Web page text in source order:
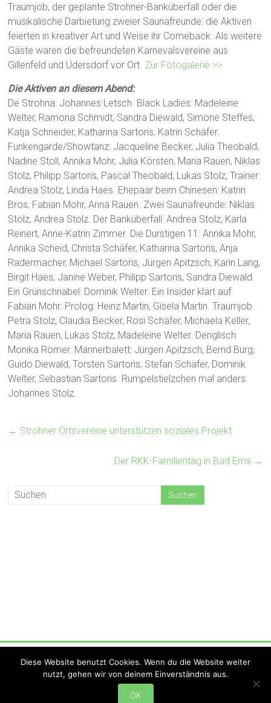
Traumjob, der geplante Strohner-Banküberfall oder die
musikalische Darbietung zweier Saunafreunde: die Aktiven
feierten in kreativer Art und Weise ihr Comeback. Als weitere
Gäste waren die befreundeten Karnevalsvereine aus
Gillenfeld und Üdersdorf vor Ort. Zur Fotogalerie >>
Die Aktiven an diesem Abend:
De Strohna: Johannes Letsch. Black Ladies: Madeleine
Welter, Ramona Schmidt, Sandra Diewald, Simone Steffes,
Katja Schneider, Katharina Sartoris, Katrin Schäfer.
Funkengarde/Showtanz: Jacqueline Becker, Julia Theobald,
Nadine Stoll, Annika Mohr, Julia Körsten, Maria Rauen, Niklas
Stolz, Philipp Sartoris, Pascal Theobald, Lukas Stolz, Trainer:
Andrea Stolz, Linda Haes. Ehepaar beim Chinesen: Katrin
Bros, Fabian Mohr, Anna Rauen. Zwei Saunafreunde: Niklas
Stolz, Andrea Stolz. Der Banküberfall: Andrea Stolz, Karla
Reinert, Anne-Katrin Zimmer. Die Durstigen 11: Annika Mohr,
Annika Scheid, Christa Schäfer, Katharina Sartoris, Anja
Radermacher, Michael Sartoris, Jürgen Apitzsch, Karin Lang,
Birgit Haes, Janine Weber, Philipp Sartoris, Sandra Diewald.
Ein Grünschnabel: Dominik Welter. Ein Insider klärt auf:
Fabian Mohr. Prolog: Heinz Martin, Gisela Martin. Traumjob:
Petra Stolz, Claudia Becker, Rosi Schäfer, Michaela Keller,
Maria Rauen, Lukas Stolz, Madeleine Welter. Denglisch:
Monika Römer. Männerbalett: Jürgen Apitzsch, Bernd Burg,
Guido Diewald, Torsten Sartoris, Stefan Schäfer, Dominik
Welter, Sebastian Sartoris. Rumpelstielzchen mal anders:
Johannes Stolz.
← Strohner Ortsvereine unterstützen soziales Projekt
Der RKK-Familientag in Bad Ems →
Theme:Acceleratevon ThemeGrill. Präsentiert vonWordPress.
Hohna-TV Newsletter
Vorstand
Diese Website benutzt Cookies. Wenn du die Website weiter
nutzt, gehen wir von deinem Einverständnis aus.
OK